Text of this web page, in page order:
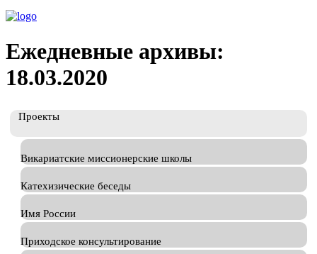
Ежедневные архивы:
18.03.2020
Проекты
Викариатские миссионерские школы
Катехизические беседы
Имя России
Приходское консультирование